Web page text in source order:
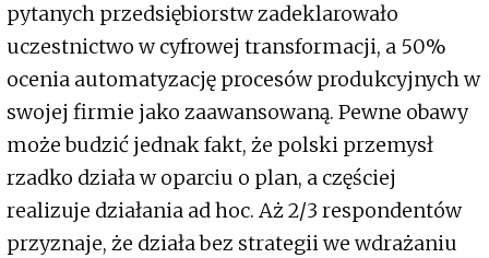
pytanych przedsiębiorstw zadeklarowało
uczestnictwo w cyfrowej transformacji, a 50%
ocenia automatyzację procesów produkcyjnych w
swojej firmie jako zaawansowaną. Pewne obawy
może budzić jednak fakt, że polski przemysł
rzadko działa w oparciu o plan, a częściej
realizuje działania ad hoc. Aż 2/3 respondentów
przyznaje, że działa bez strategii we wdrażaniu